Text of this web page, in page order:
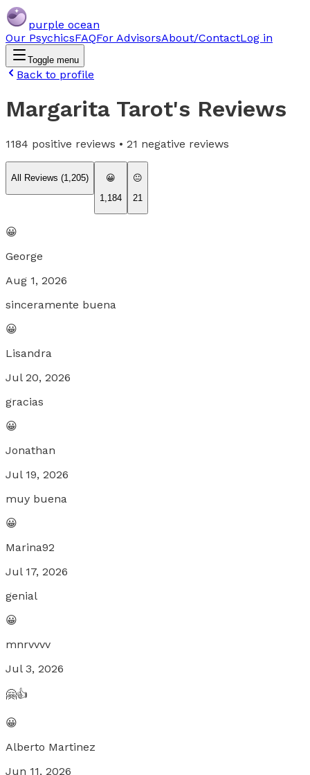
purple ocean
Our PsychicsFAQFor AdvisorsAbout/ContactLog in
Toggle menu
Back to profile
Margarita Tarot's Reviews
1184 positive reviews • 21 negative reviews
All Reviews (1,205)
😀
1,184
😐
21
😀
George
Aug 1, 2026
sinceramente buena
😀
Lisandra
Jul 20, 2026
gracias
😀
Jonathan
Jul 19, 2026
muy buena
😀
Marina92
Jul 17, 2026
genial
😀
mnrvvvv
Jul 3, 2026
🤗👍
😀
Alberto Martinez
Jun 11, 2026